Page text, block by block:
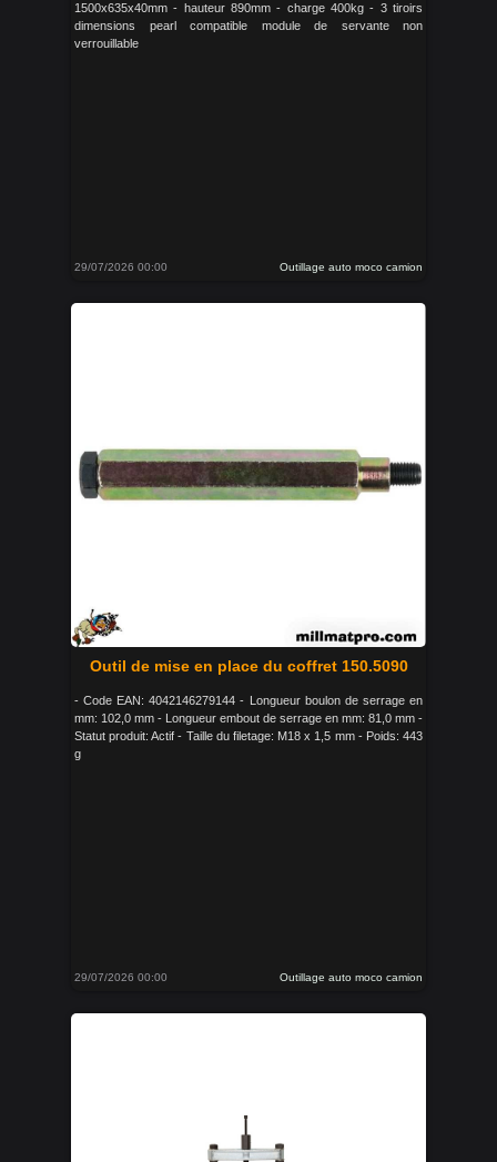
1500x635x40mm - hauteur 890mm - charge 400kg - 3 tiroirs
dimensions pearl compatible module de servante non
verrouillable
29/07/2026 00:00 Outillage auto moco camion
Outil de mise en place du coffret 150.5090
- Code EAN: 4042146279144 - Longueur boulon de serrage en
mm: 102,0 mm - Longueur embout de serrage en mm: 81,0 mm -
Statut produit: Actif - Taille du filetage: M18 x 1,5 mm - Poids: 443
g
29/07/2026 00:00 Outillage auto moco camion